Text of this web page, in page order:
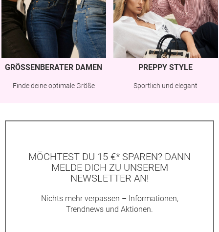
GRÖSSENBERATER DAMEN
Finde deine optimale Größe
PREPPY STYLE
Sportlich und elegant
MÖCHTEST DU 15 €* SPAREN? DANN
MELDE DICH ZU UNSEREM
NEWSLETTER AN!
Nichts mehr verpassen – Informationen,
Trendnews und Aktionen.